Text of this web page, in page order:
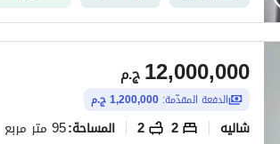
ج.م12,000,000
الدفعة المقدّمة: 1,200,000 ج.م
شاليه 2
2 المساحة:95 متر مربع